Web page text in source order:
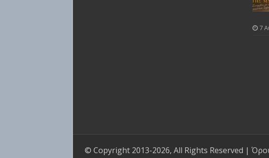
7
© Copyright 2013-2026, All Rights Reserved |